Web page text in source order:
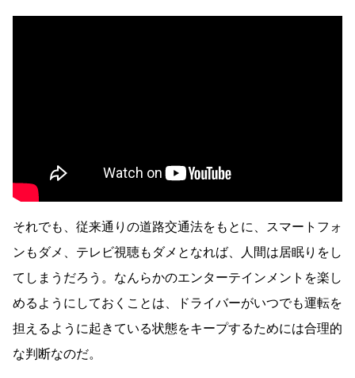
それでも、従来通りの道路交通法をもとに、スマートフォ
ンもダメ、テレビ視聴もダメとなれば、人間は居眠りをし
てしまうだろう。なんらかのエンターテインメントを楽し
めるようにしておくことは、ドライバーがいつでも運転を
担えるように起きている状態をキープするためには合理的
な判断なのだ。